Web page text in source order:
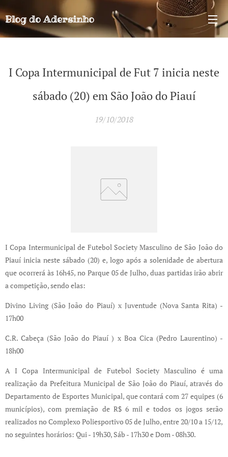
Blog doAdersinho
I Copa Intermunicipal de Fut 7 inicia neste
sábado (20) em São João do Piauí
19/10/2018
I Copa Intermunicipal de Futebol Society Masculino de São João do
Piauí inicia neste sábado (20) e, logo após a solenidade de abertura
que ocorrerá às 16h45, no Parque 05 de Julho, duas partidas irão abrir
a competição, sendo elas:
Divino Living (São João do Piauí) x Juventude (Nova Santa Rita) -
17h00
C.R. Cabeça (São João do Piauí ) x Boa Cica (Pedro Laurentino) -
18h00
A I Copa Intermunicipal de Futebol Society Masculino é uma
realização da Prefeitura Municipal de São João do Piauí, através do
Departamento de Esportes Municipal, que contará com 27 equipes (6
municípios), com premiação de R$ 6 mil e todos os jogos serão
realizados no Complexo Poliesportivo 05 de Julho, entre 20/10 a 15/12,
no seguintes horários: Qui - 19h30, Sáb - 17h30 e Dom - 08h30.